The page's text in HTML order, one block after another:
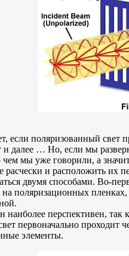
если поляризованный
далее … Но, если мы
мы уже говорили, а
расчески и расположить их
двумя способами. Во-
поляризационных
перспективен,
первоначально
элементы.